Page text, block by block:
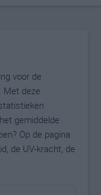
voor de
Met deze
gemiddelde
Op de pagina
de UV-kracht, de